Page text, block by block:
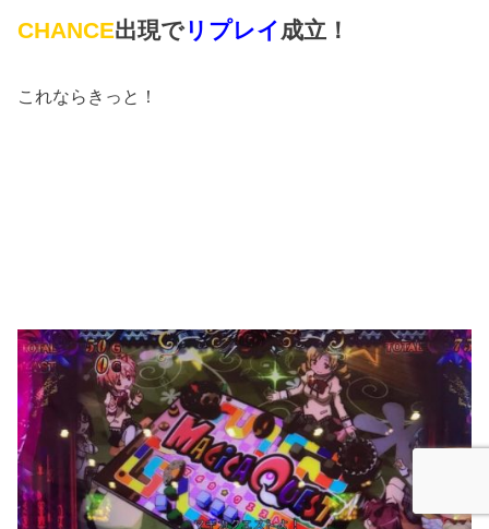
CHANCE出現でリプレイ成立！
これならきっと！